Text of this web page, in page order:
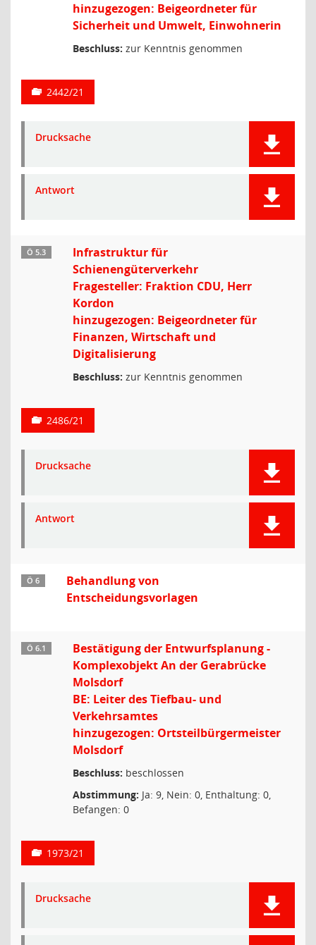
hinzugezogen: Beigeordneter für
Sicherheit und Umwelt, Einwohnerin
Beschluss: zur Kenntnis genommen
2442/21
Drucksache
Antwort
Ö 5.3
Infrastruktur für
Schienengüterverkehr
Fragesteller: Fraktion CDU, Herr
Kordon
hinzugezogen: Beigeordneter für
Finanzen, Wirtschaft und
Digitalisierung
Beschluss: zur Kenntnis genommen
2486/21
Drucksache
Antwort
Ö 6
Behandlung von
Entscheidungsvorlagen
Ö 6.1
Bestätigung der Entwurfsplanung -
Komplexobjekt An der Gerabrücke
Molsdorf
BE: Leiter des Tiefbau- und
Verkehrsamtes
hinzugezogen: Ortsteilbürgermeister
Molsdorf
Beschluss: beschlossen
Abstimmung: Ja: 9, Nein: 0, Enthaltung: 0,
Befangen: 0
1973/21
Drucksache